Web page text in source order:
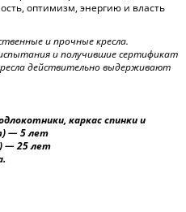
оптимизм, энергию и власть
и прочные кресла.
и получившие сертификат
действительно выдерживают
каркас спинки и
— 5 лет
— 25 лет